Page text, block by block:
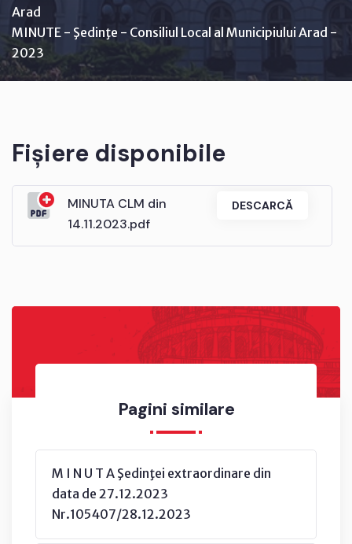
Arad
MINUTE - Şedinţe - Consiliul Local al Municipiului Arad -
2023
Pagini similare
M I N U T A Şedinţei extraordinare din
data de 27.12.2023
Nr.105407/28.12.2023
Fișiere disponibile
MINUTA CLM din
14.11.2023.pdf
DESCARCĂ